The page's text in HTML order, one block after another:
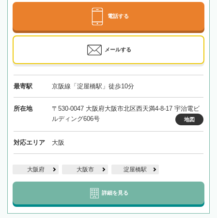
電話する
メールする
最寄駅 京阪線「淀屋橋駅」徒歩10分
所在地
〒530-0047 大阪府大阪市北区西天満4-8-17 宇治電ビ
ルディング606号
地図
対応エリア 大阪
大阪府 大阪市 淀屋橋駅
詳細を見る